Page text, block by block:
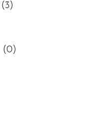
(3)
(0)